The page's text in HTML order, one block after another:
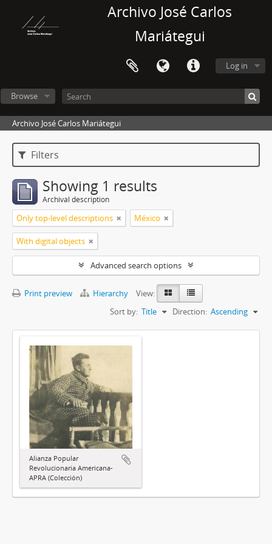
Archivo José Carlos
Mariátegui
Log in
Browse
Archivo José Carlos Mariátegui
Filters
Showing 1 results
Archival description
Only top-level descriptions México
With digital objects
Advanced search options
Print preview Hierarchy
View:
Sort by: Title Direction: Ascending
Alianza Popular
Revolucionaria Americana-
APRA (Colección)